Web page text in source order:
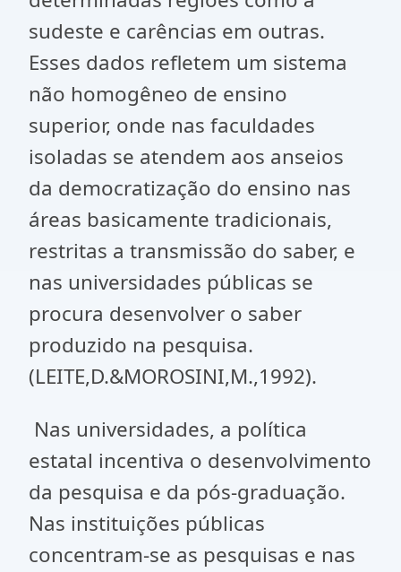
sudeste e carências em outras.
Esses dados refletem um sistema
não homogêneo de ensino
superior, onde nas faculdades
isoladas se atendem aos anseios
da democratização do ensino nas
áreas basicamente tradicionais,
restritas a transmissão do saber, e
nas universidades públicas se
procura desenvolver o saber
produzido na pesquisa.
(LEITE,D.&MOROSINI,M.,1992).
Nas universidades, a política
estatal incentiva o desenvolvimento
da pesquisa e da pós-graduação.
Nas instituições públicas
concentram-se as pesquisas e nas